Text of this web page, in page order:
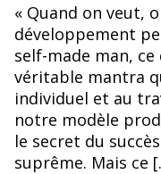
« Quand on veut,
développement
self-made man,
véritable mantra
individuel et au
notre modèle
le secret du
suprême. Mais ce